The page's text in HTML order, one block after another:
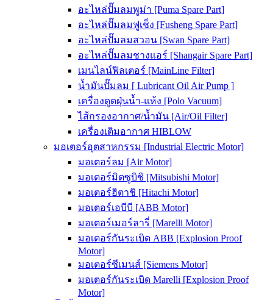
อะไหล่ปั๊มลมพูม่า [Puma Spare Part]
อะไหล่ปั๊มลมฟูเช็ง [Fusheng Spare Part]
อะไหล่ปั๊มลมสวอน [Swan Spare Part]
อะไหล่ปั๊มลมชางแอร์ [Shangair Spare Part]
เมนไลน์ฟิลเตอร์ [MainLine Filter]
น้ำมันปั๊มลม [ Lubricant Oil Air Pump ]
เครื่องดูดฝุ่นน้ำ-แห้ง [Polo Vacuum]
ไส้กรองอากาศ/น้ำมัน [Air/Oil Filter]
เครื่องเติมอากาศ HIBLOW
มอเตอร์อุตสาหกรรม [Industrial Electric Motor]
มอเตอร์ลม [Air Motor]
มอเตอร์มิตซูบิชิ [Mitsubishi Motor]
มอเตอร์ฮิตาชิ [Hitachi Motor]
มอเตอร์เอบีบี [ABB Motor]
มอเตอร์เมอร์ลารี่ [Marelli Motor]
มอเตอร์กันระเบิด ABB [Explosion Proof
Motor]
มอเตอร์ซีเมนส์ [Siemens Motor]
มอเตอร์กันระเบิด Marelli [Explosion Proof
Motor]